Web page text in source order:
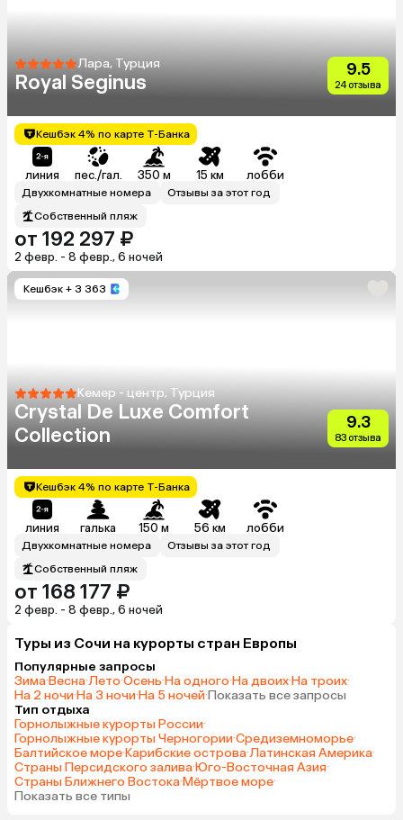
Лара, Турция
Royal Seginus
9.5
24 отзыва
Кешбэк 4% по карте Т-Банка
линия пес./гал. 350 м 15 км лобби
Двухкомнатные номера
Отзывы за этот год
Собственный пляж
от 192 297 ₽
2 февр. - 8 февр., 6 ночей
Кешбэк + 3 363
Кемер - центр, Турция
Crystal De Luxe Comfort
Collection
9.3
83 отзыва
Кешбэк 4% по карте Т-Банка
линия галька 150 м 56 км лобби
Двухкомнатные номера
Отзывы за этот год
Собственный пляж
от 168 177 ₽
2 февр. - 8 февр., 6 ночей
Туры из Сочи на курорты cтран Европы
Популярные запросы
Зима·Весна·Лето·Осень·На одного·На двоих·На троих·
На 2 ночи·На 3 ночи·На 5 ночей·Показать все запросы
Тип отдыха
Горнолыжные курорты России·
Горнолыжные курорты Черногории·Средиземноморье·
Балтийское море·Карибские острова·Латинская Америка·
Страны Персидского залива·Юго-Восточная Азия·
Страны Ближнего Востока·Мёртвое море·
Показать все типы